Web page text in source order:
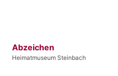
Abzeichen
Heimatmuseum Steinbach